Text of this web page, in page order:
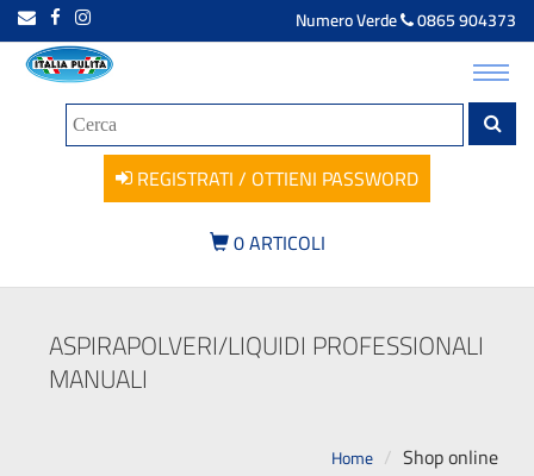
Numero Verde 0865 904373
REGISTRATI / OTTIENI PASSWORD
0ARTICOLI
ASPIRAPOLVERI/LIQUIDI PROFESSIONALI
MANUALI
Home Shop online